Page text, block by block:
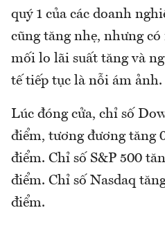
quý 1 của các doanh
cũng tăng nhẹ, nhưng
mối lo lãi suất tăng và
tế tiếp tục là nỗi ám ảnh.
Lúc đóng cửa, chỉ số
điểm, tương đương tăng
điểm. Chỉ số S&P 500
điểm. Chỉ số Nasdaq
điểm.